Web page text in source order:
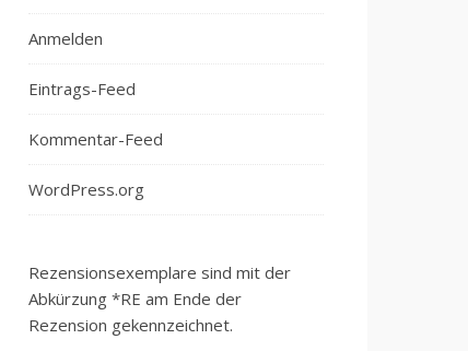
Anmelden
Eintrags-Feed
Kommentar-Feed
WordPress.org
Rezensionsexemplare sind mit der
Abkürzung *RE am Ende der
Rezension gekennzeichnet.